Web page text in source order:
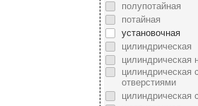
полупотайная
потайная
установочная
цилиндрическая
цилиндрическая
цилиндрическая с
отверстиями
цилиндрическая